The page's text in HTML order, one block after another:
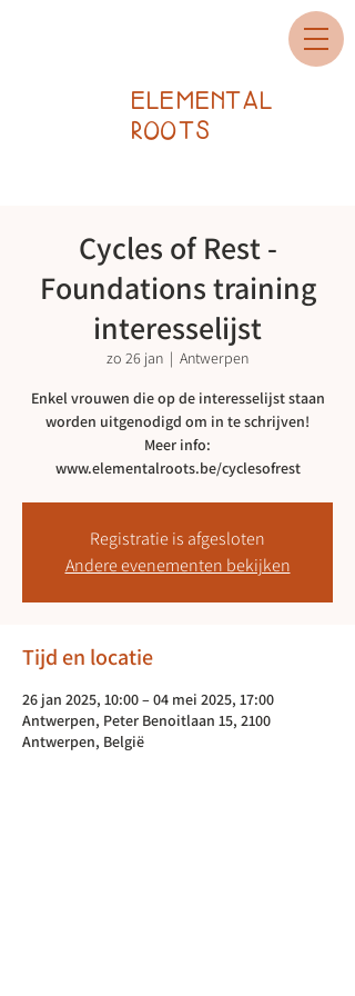
ELEMENTAL
ROOTS
Cycles of Rest -
Foundations training
interesselijst
zo 26 jan
  |
Antwerpen
Enkel vrouwen die op de interesselijst staan
worden uitgenodigd om in te schrijven!
Meer info:
www.elementalroots.be/cyclesofrest
Registratie is afgesloten
Andere evenementen bekijken
Tijd en locatie
26 jan 2025, 10:00 – 04 mei 2025, 17:00
Antwerpen, Peter Benoitlaan 15, 2100
Antwerpen, België